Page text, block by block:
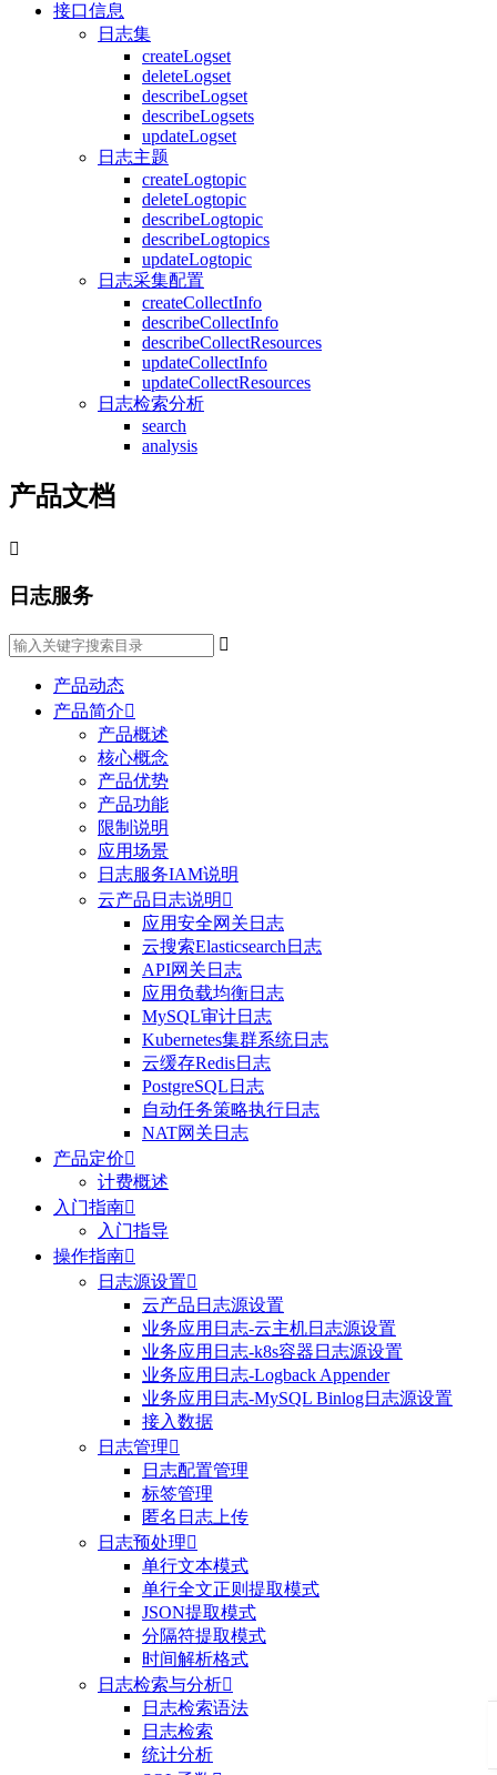
接口信息
日志集
createLogset
deleteLogset
describeLogset
describeLogsets
updateLogset
日志主题
createLogtopic
deleteLogtopic
describeLogtopic
describeLogtopics
updateLogtopic
日志采集配置
createCollectInfo
describeCollectInfo
describeCollectResources
updateCollectInfo
updateCollectResources
日志检索分析
search
analysis
产品文档

日志服务

产品动态
产品简介
产品概述
核心概念
产品优势
产品功能
限制说明
应用场景
日志服务IAM说明
云产品日志说明 
应用安全网关日志
云搜索Elasticsearch日志
API网关日志
应用负载均衡日志
MySQL审计日志
Kubernetes集群系统日志
云缓存Redis日志
PostgreSQL日志
自动任务策略执行日志
NAT网关日志
产品定价
计费概述
入门指南
入门指导
操作指南
日志源设置
云产品日志源设置
业务应用日志-云主机日志源设置
业务应用日志-k8s容器日志源设置
业务应用日志-Logback Appender
业务应用日志-MySQL Binlog日志源设置
接入数据
日志管理
日志配置管理
标签管理
匿名日志上传
日志预处理
单行文本模式
单行全文正则提取模式
JSON提取模式
分隔符提取模式
时间解析格式
日志检索与分析
日志检索语法
日志检索
统计分析